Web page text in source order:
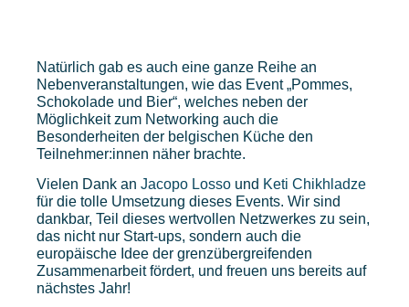
Natürlich gab es auch eine ganze Reihe an
Nebenveranstaltungen, wie das Event „Pommes,
Schokolade und Bier“, welches neben der
Möglichkeit zum Networking auch die
Besonderheiten der belgischen Küche den
Teilnehmer:innen näher brachte.
Vielen Dank an Jacopo Losso und Keti Chikhladze
für die tolle Umsetzung dieses Events. Wir sind
dankbar, Teil dieses wertvollen Netzwerkes zu sein,
das nicht nur Start-ups, sondern auch die
europäische Idee der grenzübergreifenden
Zusammenarbeit fördert, und freuen uns bereits auf
nächstes Jahr!